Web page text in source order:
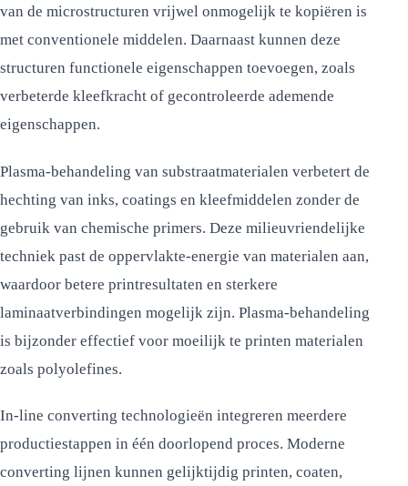
van de microstructuren vrijwel onmogelijk te kopiëren is
met conventionele middelen. Daarnaast kunnen deze
structuren functionele eigenschappen toevoegen, zoals
verbeterde kleefkracht of gecontroleerde ademende
eigenschappen.
Plasma-behandeling van substraatmaterialen verbetert de
hechting van inks, coatings en kleefmiddelen zonder de
gebruik van chemische primers. Deze milieuvriendelijke
techniek past de oppervlakte-energie van materialen aan,
waardoor betere printresultaten en sterkere
laminaatverbindingen mogelijk zijn. Plasma-behandeling
is bijzonder effectief voor moeilijk te printen materialen
zoals polyolefines.
In-line converting technologieën integreren meerdere
productiestappen in één doorlopend proces. Moderne
converting lijnen kunnen gelijktijdig printen, coaten,